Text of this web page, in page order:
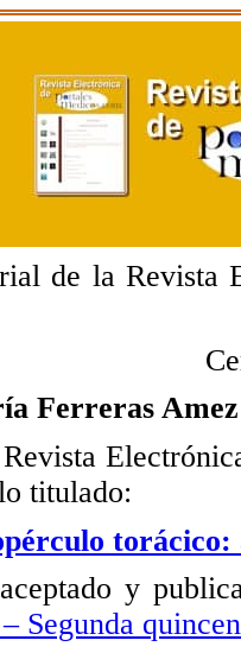
de la Revista
Ferreras Amez
titulado:
torácico:
y
Segunda